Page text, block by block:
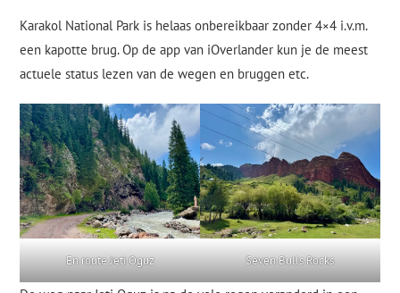
Karakol National Park is helaas onbereikbaar zonder 4×4 i.v.m.
een kapotte brug. Op de app van iOverlander kun je de meest
actuele status lezen van de wegen en bruggen etc.
En route Jeti Oguz Seven Bulls Rocks